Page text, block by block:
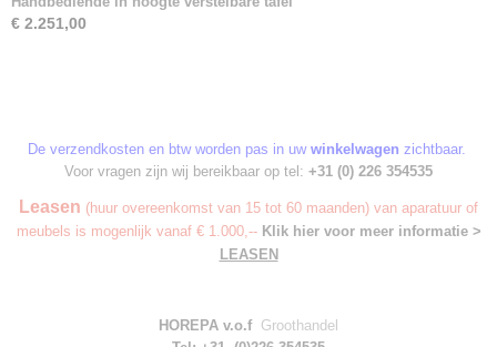
€ 2.251,00
De verzendkosten en btw worden pas in uw winkelwagen zichtbaar.
Voor vragen zijn wij bereikbaar op tel: +31 (0) 226 354535
Leasen (huur overeenkomst van 15 tot 60 maanden) van aparatuur of
meubels is mogenlijk vanaf € 1.000,-- Klik hier voor meer informatie >
LEASEN
HOREPA v.o.f Groothandel